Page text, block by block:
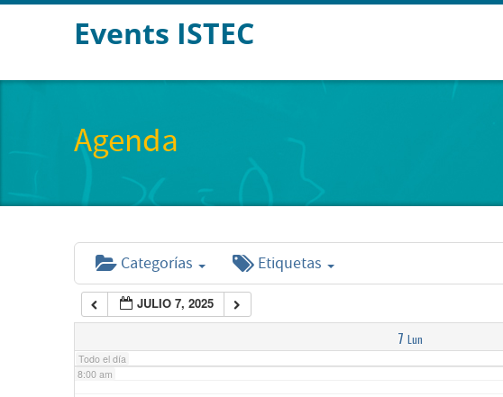
Events ISTEC
Agenda
Categorías Etiquetas
JULIO 7, 2025
7 Lun
Todo el día
4:00 am
6:00 am
7:00 am
8:00 am